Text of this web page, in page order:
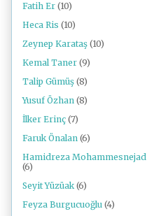
Fatih Er (10)
Heca Ris (10)
Zeynep Karataş (10)
Kemal Taner (9)
Talip Gümüş (8)
Yusuf Özhan (8)
İlker Erinç (7)
Faruk Önalan (6)
Hamidreza Mohammesnejad
(6)
Seyit Yüzüak (6)
Feyza Burgucuoğlu (4)